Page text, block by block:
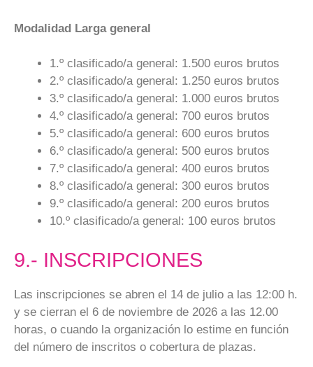
Modalidad Larga general
1.º clasificado/a general: 1.500 euros brutos
2.º clasificado/a general: 1.250 euros brutos
3.º clasificado/a general: 1.000 euros brutos
4.º clasificado/a general: 700 euros brutos
5.º clasificado/a general: 600 euros brutos
6.º clasificado/a general: 500 euros brutos
7.º clasificado/a general: 400 euros brutos
8.º clasificado/a general: 300 euros brutos
9.º clasificado/a general: 200 euros brutos
10.º clasificado/a general: 100 euros brutos
9.- INSCRIPCIONES
Las inscripciones se abren el 14 de julio a las 12:00 h.
y se cierran el 6 de noviembre de 2026 a las 12.00
horas, o cuando la organización lo estime en función
del número de inscritos o cobertura de plazas.